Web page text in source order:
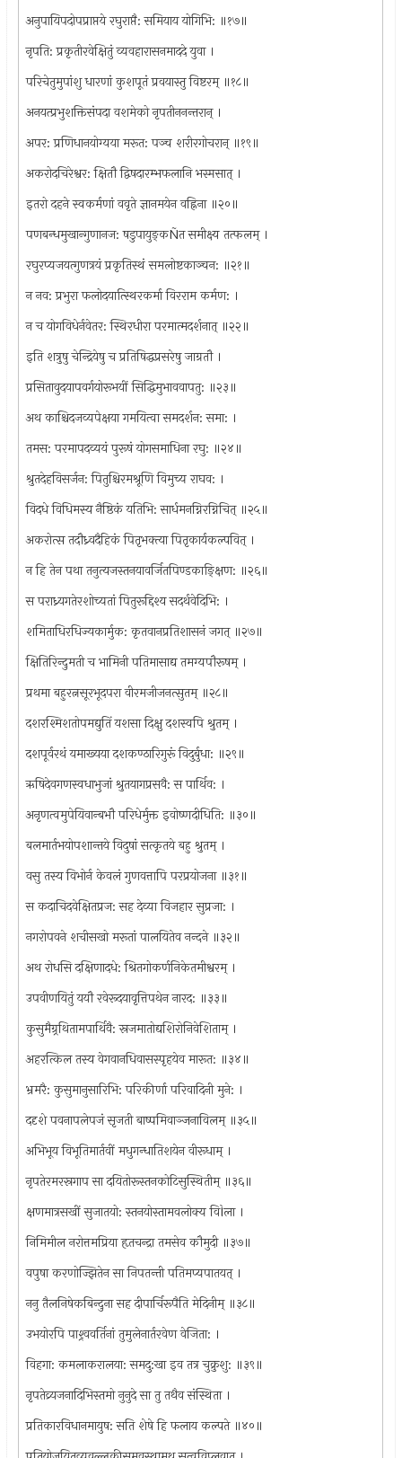
अनुपायिपदोपप्राप्तये रघुराप्तै: समियाय योगिभि: ॥१७॥
नृपति: प्रकृतीरवेक्षितुं व्यवहारासनमाददे युवा ।
परिचेतुमुपांशु धारणां कुशपूतं प्रवयास्तु विष्टरम् ॥१८॥
अनयत्प्रभुशक्तिसंपदा वशमेको नृपतीननन्तरान् ।
अपर: प्रणिधानयोग्यया मरूत: पञ्च शरीरगोचरान् ॥१९॥
अकरोदचिरेश्वर: क्षितौ द्विषदारम्भफलानि भस्मसात् ।
इतरो दहने स्वकर्मणां ववृते ज्ञानमयेन वह्निना ॥२०॥
पणबन्धमुखान्गुणानज: षडुपायुङ्कÑत समीक्ष्य तत्फलम् ।
रघुरप्यजयत्गुणत्रयं प्रकृतिस्थं समलोष्टकाञ्चन: ॥२१॥
न नव: प्रभुरा फलोदयात्स्थिरकर्मा विरराम कर्मण: ।
न च योगविधेर्नवेतर: स्थिरधीरा परमात्मदर्शनात् ॥२२॥
इति शत्रुषु चेन्द्रियेषु च प्रतिषिद्धप्रसरेषु जाग्रतौ ।
प्रसितावुदयापवर्गयोरूभयीं सिद्धिमुभाववापतु: ॥२३॥
अथ काश्चिदजव्यपेक्षया गमयित्वा समदर्शन: समा: ।
तमस: परमापदव्ययं पुरूषं योगसमाधिना रघु: ॥२४॥
श्रुतदेहविसर्जन: पितुश्चिरमश्रूणि विमुच्य राघव: ।
विदधे विधिमस्य नैष्ठिकं यतिभि: सार्धमनग्निरग्निचित् ॥२५॥
अकरोत्स तदौध्र्वदैहिकं पितृभक्त्या पितृकार्यकल्पवित् ।
न हि तेन पथा तनुत्यजस्तनयावर्जितपिण्डकाङ्क्षिण: ॥२६॥
स पराध्र्यगतेरशोच्यतां पितुरूद्दिश्य सदर्थवेदिभि: ।
शमिताधिरधिज्यकार्मुक: कृतवानप्रतिशासनं जगत् ॥२७॥
क्षितिरिन्दुमती च भामिनी पतिमासाद्य तमग्यपौरूषम् ।
प्रथमा बहुरत्नसूरभूदपरा वीरमजीजनत्सुतम् ॥२८॥
दशरश्मिशतोपमद्युतिं यशसा दिक्षु दशस्वपि श्रुतम् ।
दशपूर्वरथं यमाख्यया दशकण्ठारिगुरूं विदुर्बुधा: ॥२९॥
ऋषिदेवगणस्वधाभुजां श्रुतयागप्रसवै: स पार्थिव: ।
अनृणत्वमुपेयिवान्बभौ परिधेर्मुक्त इवोष्णदीधिति: ॥३०॥
बलमार्तभयोपशान्तये विदुषां सत्कृतये बहु श्रुतम् ।
वसु तस्य विभोर्न केवलं गुणवत्तापि परप्रयोजना ॥३१॥
स कदाचिदवेक्षितप्रज: सह देव्या विजहार सुप्रजा: ।
नगरोपवने शचीसखो मरूतां पालयितेव नन्दने ॥३२॥
अथ रोधसि दक्षिणादधे: श्रितगोकर्णनिकेतमीश्वरम् ।
उपवीणयितुं ययौ रवेरूदयावृत्तिपथेन नारद: ॥३३॥
कुसुमैग्र्रथितामपार्थिवै: स्रजमातोद्यशिरोनिवेशिताम् ।
अहरत्किल तस्य वेगवानधिवासस्पृहयेव मारूत: ॥३४॥
भ्रमरै: कुसुमानुसारिभि: परिकीर्णा परिवादिनी मुने: ।
ददृशे पवनापलेपजं सृजती बाष्पमिवाञ्जनाविलम् ॥३५॥
अभिभूय विभूतिमार्तवीं मधुगन्धातिशयेन वीरूधाम् ।
नृपतेरमरस्रगाप सा दयितोरूस्तनकोटिसुस्थितीम् ॥३६॥
क्षणमात्रसखीं सुजातयो: स्तनयोस्तामवलोक्य विÍला ।
निमिमील नरोत्तमप्रिया हृतचन्द्रा तमसेव कौमुदी ॥३७॥
वपुषा करणोज्झितेन सा निपतन्ती पतिमप्यपातयत् ।
ननु तैलनिषेकबिन्दुना सह दीपार्चिरूपैति मेदिनीम् ॥३८॥
उभयोरपि पाश्र्ववर्तिनां तुमुलेनार्तरवेण वेजिता: ।
विहगा: कमलाकरालया: समदु:खा इव तत्र चुक्रुशु: ॥३९॥
नृपतेव्र्यजनादिभिस्तमो नुनुदे सा तु तथैव संस्थिता ।
प्रतिकारविधानमायुष: सति शेषे हि फलाय कल्पते ॥४०॥